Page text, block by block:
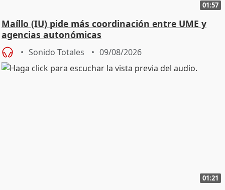
01:57
Maíllo (IU) pide más coordinación entre UME y
agencias autonómicas
Sonido Totales 09/08/2026
01:21